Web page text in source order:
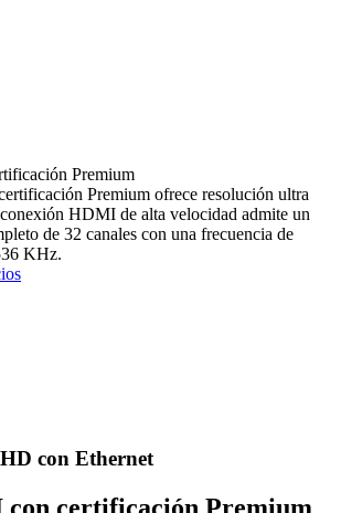
Premium
Premium ofrece resolución ultra
HDMI de alta velocidad admite un
de 32 canales con una frecuencia de
KHz.
con Ethernet